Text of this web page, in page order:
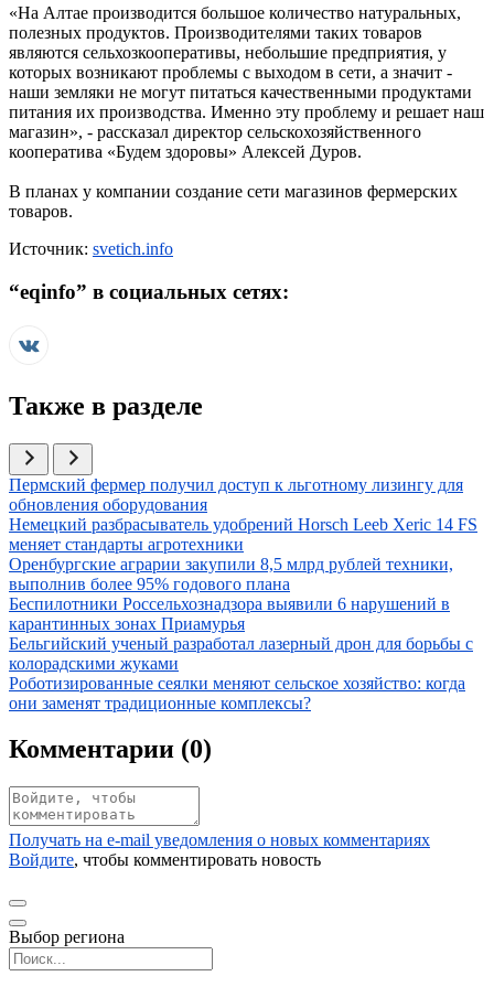
«На Алтае производится большое количество натуральных,
полезных продуктов. Производителями таких товаров
являются сельхозкооперативы, небольшие предприятия, у
которых возникают проблемы с выходом в сети, а значит -
наши земляки не могут питаться качественными продуктами
питания их производства. Именно эту проблему и решает наш
магазин», - рассказал директор сельскохозяйственного
кооператива «Будем здоровы» Алексей Дуров.
В планах у компании создание сети магазинов фермерских
товаров.
Источник: svetich.info
“eqinfo” в социальных сетях:
Также в разделе
Иллюстрация новости
Пермский фермер получил доступ к льготному лизингу для
обновления оборудования
Иллюстрация новости
Немецкий разбрасыватель удобрений Horsch Leeb Xeric 14 FS
меняет стандарты агротехники
Иллюстрация новости
Оренбургские аграрии закупили 8,5 млрд рублей техники,
выполнив более 95% годового плана
Иллюстрация новости
Беспилотники Россельхознадзора выявили 6 нарушений в
карантинных зонах Приамурья
Иллюстрация новости
Бельгийский ученый разработал лазерный дрон для борьбы с
колорадскими жуками
Иллюстрация новости
Роботизированные сеялки меняют сельское хозяйство: когда
они заменят традиционные комплексы?
Комментарии (0)
Получать на e‑mail уведомления о новых комментариях
Войдите, чтобы комментировать новость
Выбор региона